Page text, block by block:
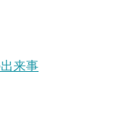
来事